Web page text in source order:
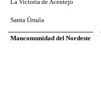
La Victoria de Acentejo
Santa Úrsula
Mancomunidad del Nordeste